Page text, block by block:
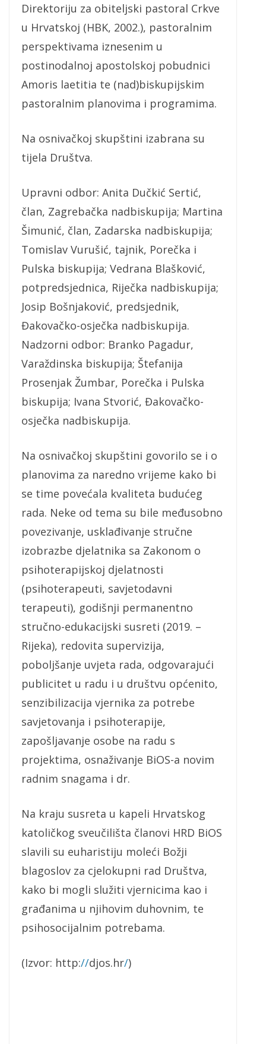
Direktoriju za obiteljski pastoral Crkve
u Hrvatskoj (HBK, 2002.), pastoralnim
perspektivama iznesenim u
postinodalnoj apostolskoj pobudnici
Amoris laetitia te (nad)biskupijskim
pastoralnim planovima i programima.
Na osnivačkoj skupštini izabrana su
tijela Društva.
Upravni odbor: Anita Dučkić Sertić,
član, Zagrebačka nadbiskupija; Martina
Šimunić, član, Zadarska nadbiskupija;
Tomislav Vurušić, tajnik, Porečka i
Pulska biskupija; Vedrana Blašković,
potpredsjednica, Riječka nadbiskupija;
Josip Bošnjaković, predsjednik,
Đakovačko-osječka nadbiskupija.
Nadzorni odbor: Branko Pagadur,
Varaždinska biskupija; Štefanija
Prosenjak Žumbar, Porečka i Pulska
biskupija; Ivana Stvorić, Đakovačko-
osječka nadbiskupija.
Na osnivačkoj skupštini govorilo se i o
planovima za naredno vrijeme kako bi
se time povećala kvaliteta budućeg
rada. Neke od tema su bile međusobno
povezivanje, usklađivanje stručne
izobrazbe djelatnika sa Zakonom o
psihoterapijskoj djelatnosti
(psihoterapeuti, savjetodavni
terapeuti), godišnji permanentno
stručno-edukacijski susreti (2019. –
Rijeka), redovita supervizija,
poboljšanje uvjeta rada, odgovarajući
publicitet u radu i u društvu općenito,
senzibilizacija vjernika za potrebe
savjetovanja i psihoterapije,
zapošljavanje osobe na radu s
projektima, osnaživanje BiOS-a novim
radnim snagama i dr.
Na kraju susreta u kapeli Hrvatskog
katoličkog sveučilišta članovi HRD BiOS
slavili su euharistiju moleći Božji
blagoslov za cjelokupni rad Društva,
kako bi mogli služiti vjernicima kao i
građanima u njihovim duhovnim, te
psihosocijalnim potrebama.
(Izvor: http://djos.hr/)